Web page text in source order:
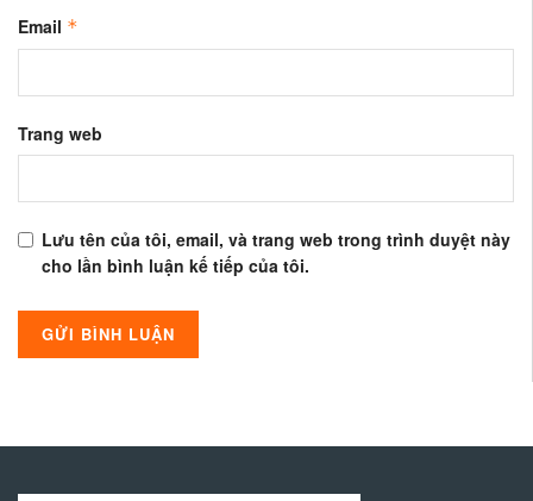
Email *
Trang web
Lưu tên của tôi, email, và trang web trong trình duyệt này
cho lần bình luận kế tiếp của tôi.